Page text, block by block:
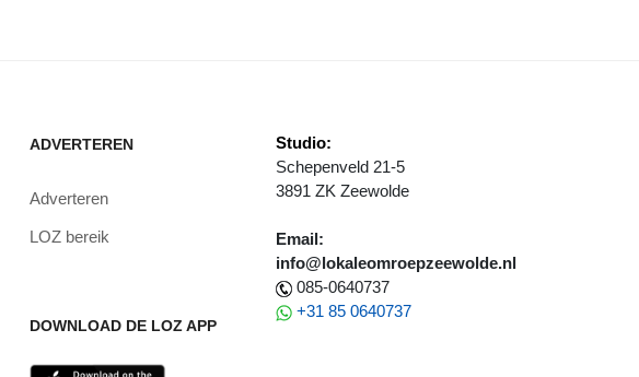
ADVERTEREN
Adverteren
LOZ bereik
DOWNLOAD DE LOZ APP
Studio:
Schepenveld 21-5
3891 ZK Zeewolde
Email:
info@lokaleomroepzeewolde.nl
085-0640737
+31 85 0640737